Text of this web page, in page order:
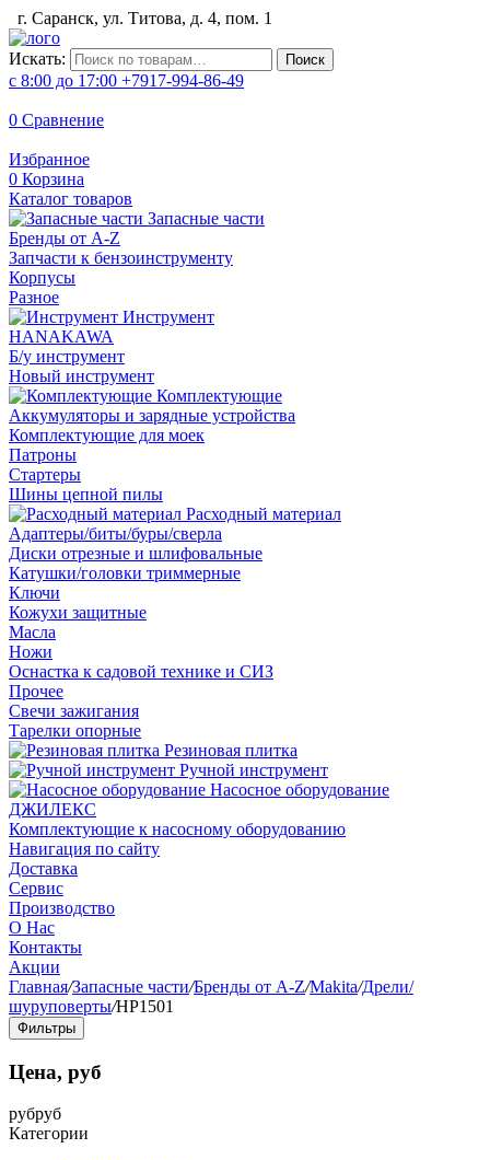
г. Саранск, ул. Титова, д. 4, пом. 1
Искать: Поиск
с 8:00 до 17:00 +7917-994-86-49
0 Сравнение
Избранное
0 Корзина
Каталог товаров
Запасные части
Бренды от A-Z
Запчасти к бензоинструменту
Корпусы
Разное
Инструмент
HANAKAWA
Б/у инструмент
Новый инструмент
Комплектующие
Аккумуляторы и зарядные устройства
Комплектующие для моек
Патроны
Стартеры
Шины цепной пилы
Расходный материал
Адаптеры/биты/буры/сверла
Диски отрезные и шлифовальные
Катушки/головки триммерные
Ключи
Кожухи защитные
Масла
Ножи
Оснастка к садовой технике и СИЗ
Прочее
Свечи зажигания
Тарелки опорные
Резиновая плитка
Ручной инструмент
Насосное оборудование
ДЖИЛЕКС
Комплектующие к насосному оборудованию
Навигация по сайту
Доставка
Сервис
Производство
О Нас
Контакты
Акции
Главная/Запасные части/Бренды от A-Z/Makita/Дрели/
шуруповерты/HP1501
Фильтры
Цена, руб
рубруб
Категории